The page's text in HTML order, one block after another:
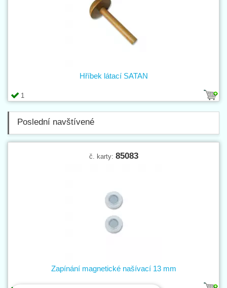
1
Hříbek látací SATAN
Poslední navštívené
č. karty: 85083
Zapínání magnetické našívací 13 mm